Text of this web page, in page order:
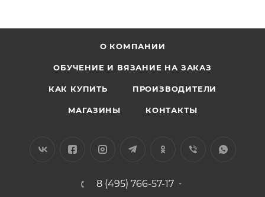
О КОМПАНИИ
ОБУЧЕНИЕ И ВЯЗАНИЕ НА ЗАКАЗ
КАК КУПИТЬ ПРОИЗВОДИТЕЛИ
МАГАЗИНЫ КОНТАКТЫ
8 (495) 766-57-17